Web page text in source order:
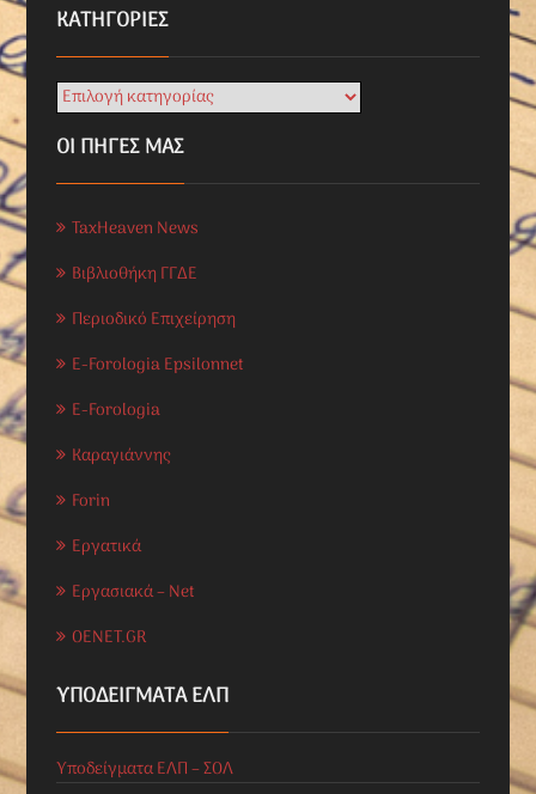
KΑΤΗΓΟΡΊΕΣ
ΟΙ ΠΗΓΕΣ ΜΑΣ
TaxHeaven News
Βιβλιοθήκη ΓΓΔΕ
Περιοδικό Επιχείρηση
E-Forologia Epsilonnet
E-Forologia
Καραγιάννης
Forin
Εργατικά
Εργασιακά – Net
OENET.GR
ΥΠΟΔΕΊΓΜΑΤΑ ΕΛΠ
Υποδείγματα ΕΛΠ – ΣΟΛ